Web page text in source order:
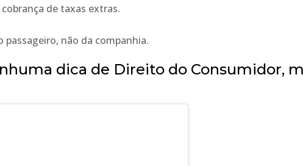
de taxas extras.
passageiro, não da companhia.
dica de Direito do Consumidor,